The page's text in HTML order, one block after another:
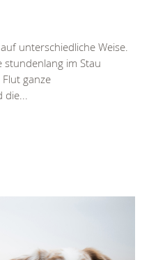
unterschiedliche Weise.
stundenlang im Stau
ganze
die...